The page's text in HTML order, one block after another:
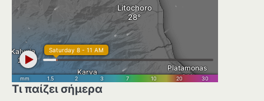
Τι παίζει σήμερα